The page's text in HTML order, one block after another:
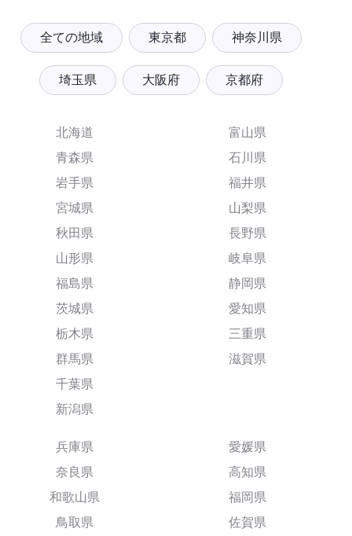
全ての地域 東京都 神奈川県
埼玉県 大阪府 京都府
北海道
青森県
岩手県
宮城県
秋田県
山形県
福島県
茨城県
栃木県
群馬県
千葉県
新潟県
富山県
石川県
福井県
山梨県
長野県
岐阜県
静岡県
愛知県
三重県
滋賀県
兵庫県
奈良県
和歌山県
鳥取県
愛媛県
高知県
福岡県
佐賀県